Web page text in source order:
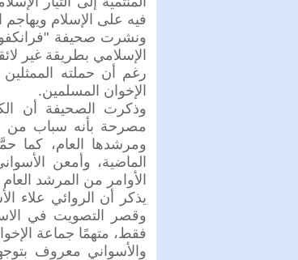
فيه على الإسلام
ونشرت صحيفة
الإسلامي بطريقة غير
رغم أن حملته
الإخوان المسلمين.
وذكرت الصحيفة أن
مصرحة بأنه سباب من
ومرشدها العام، كما
الماضية، وأمعن
الأوامر من المرشد
يذكر أن الروائي علاء
وقصر التصويت في
فقط، متهمًا جماعة
والأسواني معروف